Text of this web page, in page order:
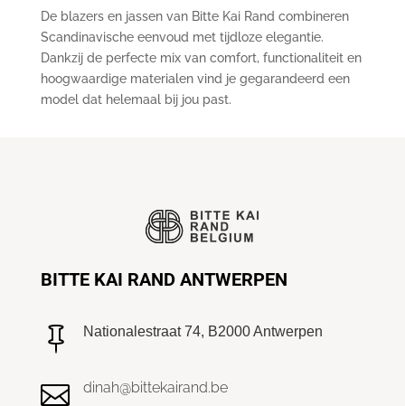
De blazers en jassen van Bitte Kai Rand combineren
Scandinavische eenvoud met tijdloze elegantie.
Dankzij de perfecte mix van comfort, functionaliteit en
hoogwaardige materialen vind je gegarandeerd een
model dat helemaal bij jou past.
BITTE KAI RAND ANTWERPEN
 Nationalestraat 74, B2000 Antwerpen
 dinah@bittekairand.be